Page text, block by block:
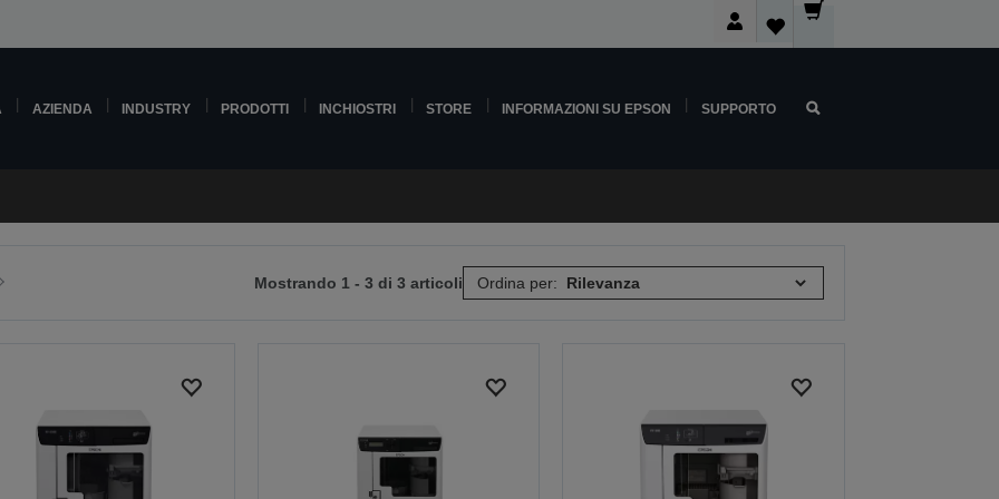
AZIENDA INDUSTRY PRODOTTI INCHIOSTRI STORE INFORMAZIONI SU EPSON SUPPORTO
Mostrando 1 - 3 di 3 articoli Ordina per: